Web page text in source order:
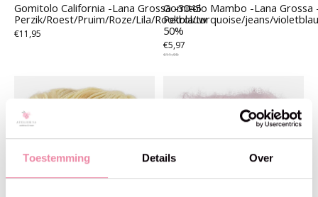
Toestemming Details Over
Gomitolo California -Lana Grossa -3045
Perzik/Roest/Pruim/Roze/Lila/Rookblauw
€11,95
Gomitolo Mambo -Lana Grossa
Petrol/turquoise/jeans/
50%
€5,97
€11,95